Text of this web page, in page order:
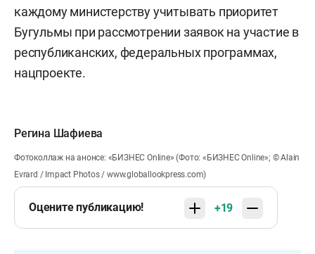
каждому министерству учитывать приоритет
Бугульмы при рассмотрении заявок на участие в
республиканских, федеральных программах,
нацпроекте.
Регина Шафиева
Фотоколлаж на анонсе: «БИЗНЕС Online» (Фото: «БИЗНЕС Online»; © Alain
Evrard / Impact Photos / www.globallookpress.com)
Оцените публикацию! +19